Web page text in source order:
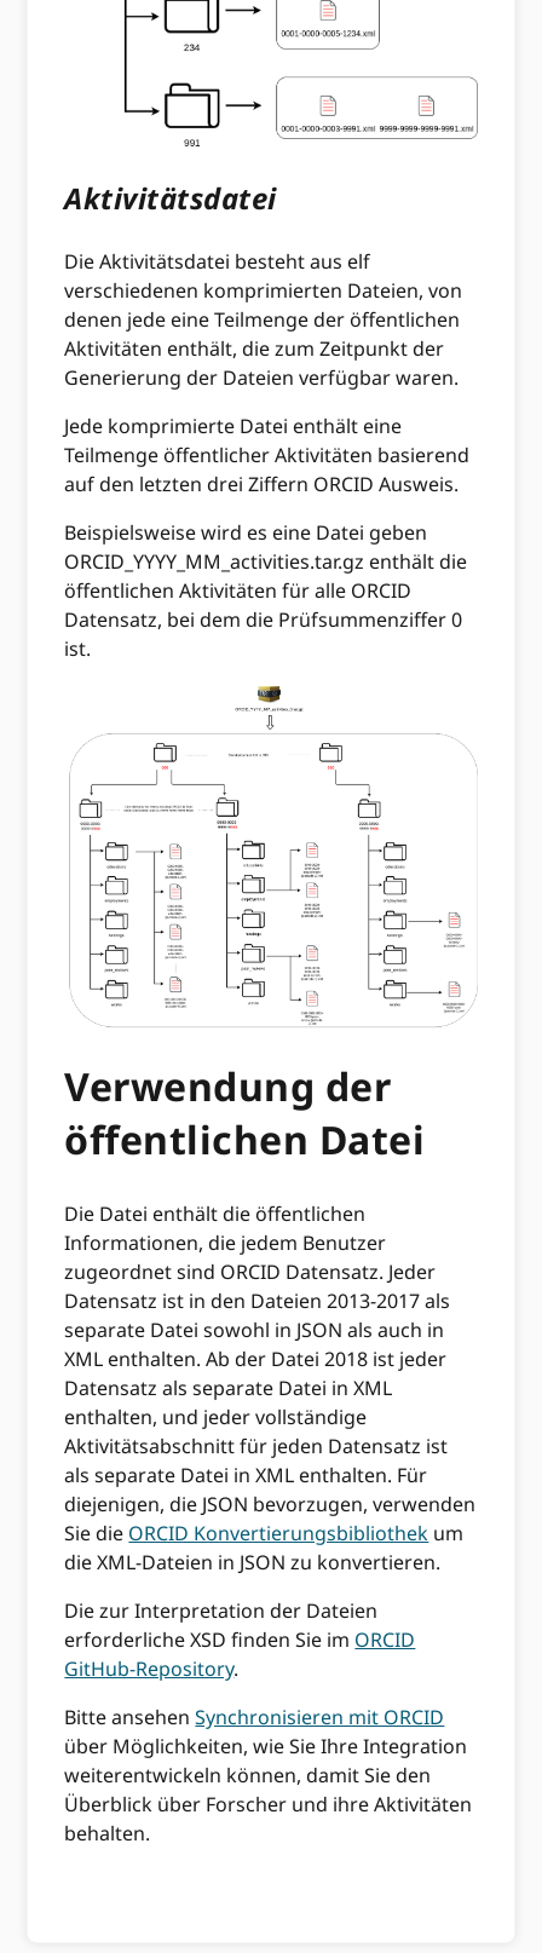
Aktivitätsdatei
Die Aktivitätsdatei besteht aus elf
verschiedenen komprimierten Dateien, von
denen jede eine Teilmenge der öffentlichen
Aktivitäten enthält, die zum Zeitpunkt der
Generierung der Dateien verfügbar waren.
Jede komprimierte Datei enthält eine
Teilmenge öffentlicher Aktivitäten basierend
auf den letzten drei Ziffern ORCID Ausweis.
Beispielsweise wird es eine Datei geben
ORCID_YYYY_MM_activities.tar.gz enthält die
öffentlichen Aktivitäten für alle ORCID
Datensatz, bei dem die Prüfsummenziffer 0
ist.
Verwendung der
öffentlichen Datei
Die Datei enthält die öffentlichen
Informationen, die jedem Benutzer
zugeordnet sind ORCID Datensatz. Jeder
Datensatz ist in den Dateien 2013-2017 als
separate Datei sowohl in JSON als auch in
XML enthalten. Ab der Datei 2018 ist jeder
Datensatz als separate Datei in XML
enthalten, und jeder vollständige
Aktivitätsabschnitt für jeden Datensatz ist
als separate Datei in XML enthalten. Für
diejenigen, die JSON bevorzugen, verwenden
Sie die ORCID Konvertierungsbibliothek um
die XML-Dateien in JSON zu konvertieren.
Die zur Interpretation der Dateien
erforderliche XSD finden Sie im ORCID
GitHub-Repository.
Bitte ansehenSynchronisieren mit ORCID
über Möglichkeiten, wie Sie Ihre Integration
weiterentwickeln können, damit Sie den
Überblick über Forscher und ihre Aktivitäten
behalten.